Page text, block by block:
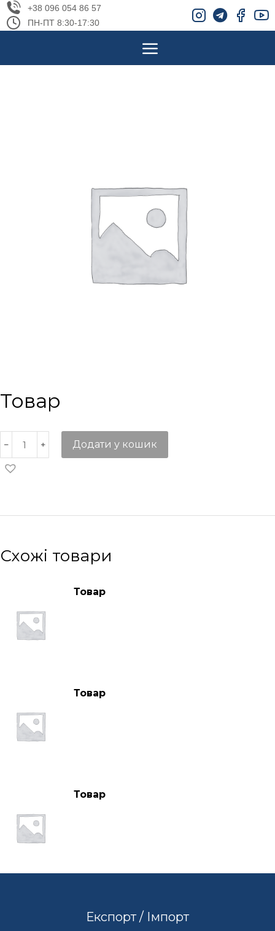
+38 096 054 86 57
ПН-ПТ 8:30-17:30
Товар
Додати у кошик
Схожі товари
Товар
Товар
Товар
Експорт / Імпорт